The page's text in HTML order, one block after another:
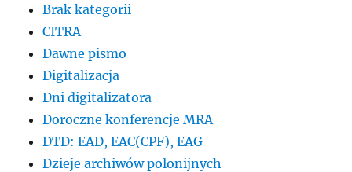
Brak kategorii
CITRA
Dawne pismo
Digitalizacja
Dni digitalizatora
Doroczne konferencje MRA
DTD: EAD, EAC(CPF), EAG
Dzieje archiwów polonijnych